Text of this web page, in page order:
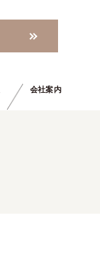
会社案内